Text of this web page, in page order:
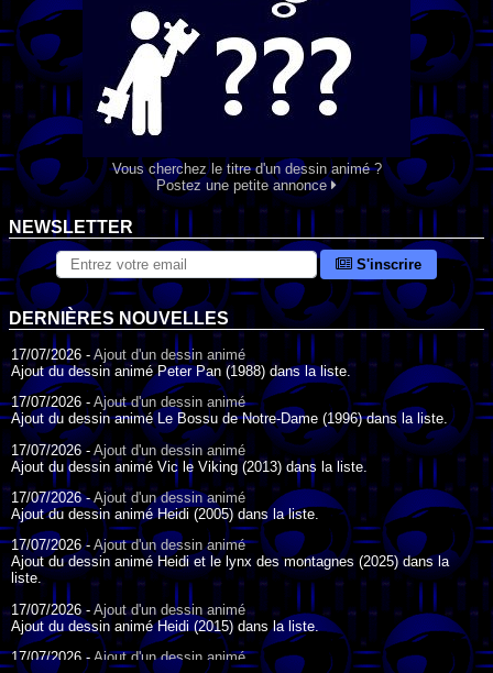
Vous cherchez le titre d'un dessin animé ?
Postez une petite annonce
NEWSLETTER
S'inscrire
DERNIÈRES NOUVELLES
17/07/2026 - Ajout d'un dessin animé
Ajout du dessin animé Peter Pan (1988) dans la liste.
17/07/2026 - Ajout d'un dessin animé
Ajout du dessin animé Le Bossu de Notre-Dame (1996) dans la liste.
17/07/2026 -Ajout d'un dessin animé
Ajout du dessin animé Vic le Viking (2013) dans la liste.
17/07/2026 -Ajout d'un dessin animé
Ajout du dessin animé Heidi (2005) dans la liste.
17/07/2026 - Ajout d'un dessin animé
Ajout du dessin animé Heidi et le lynx des montagnes (2025) dans la
liste.
17/07/2026 -Ajout d'un dessin animé
Ajout du dessin animé Heidi (2015) dans la liste.
17/07/2026 - Ajout d'un dessin animé